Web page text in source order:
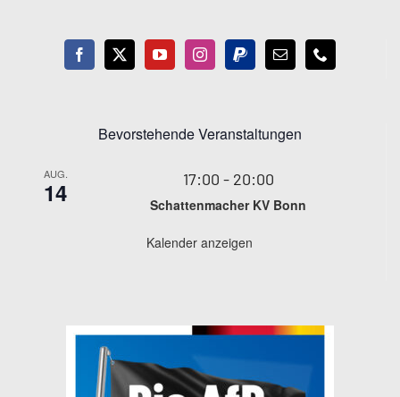
Bevorstehende Veranstaltungen
AUG.
14 17:00 - 20:00
Schattenmacher KV Bonn
Kalender anzeigen